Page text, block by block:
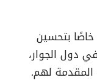
خاصًا بتحسين
دول الجوار،
المقدمة لهم.